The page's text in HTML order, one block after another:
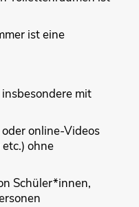
ist eine
mit
online-Videos
ohne
Schüler*innen,